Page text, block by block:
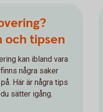
och tipsen
kan ibland vara
några saker
Här är några tips
sätter igång.